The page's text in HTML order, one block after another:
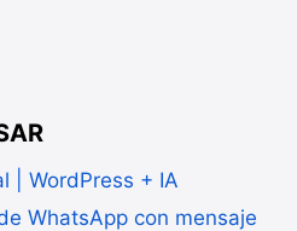
| WordPress + IA
WhatsApp con mensaje